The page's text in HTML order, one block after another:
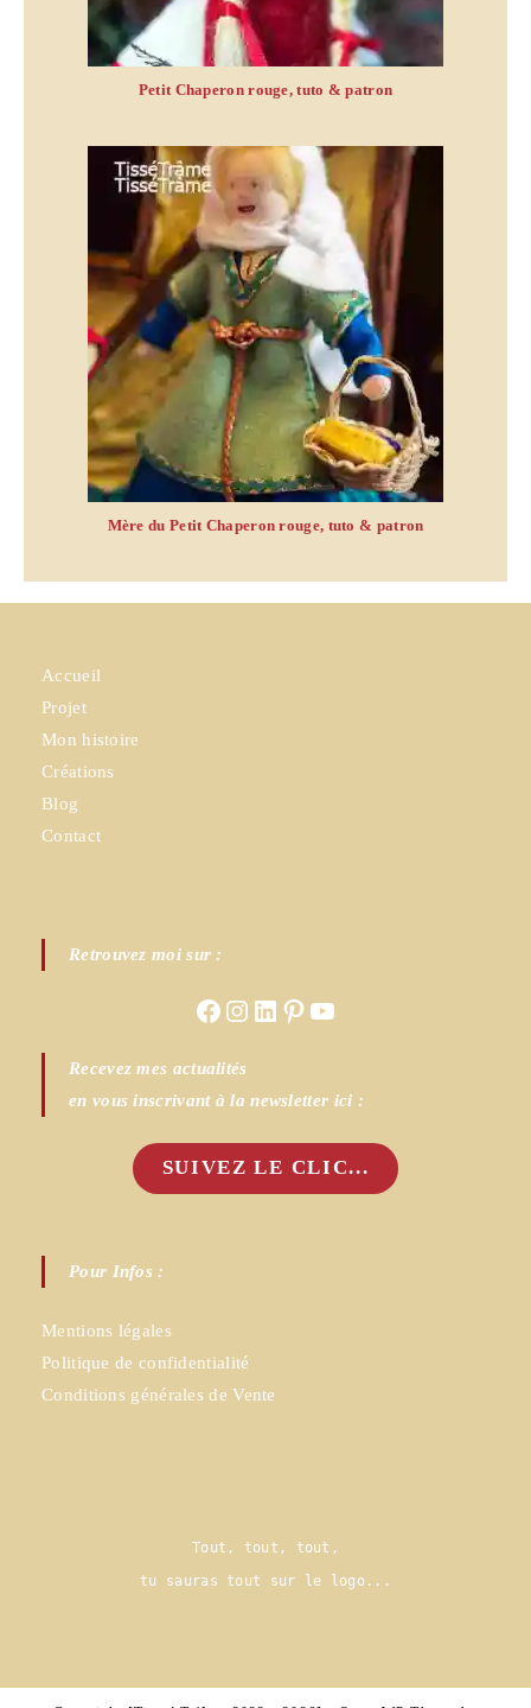
Petit Chaperon rouge, tuto & patron
Mère du Petit Chaperon rouge, tuto & patron
Accueil
Projet
Mon histoire
Créations
Blog
Contact
Retrouvez moi sur :
FacebookInstagram
LinkedIn
PinterestYouTube
Recevez mes actualités
en vous inscrivant à la newsletter ici :
SUIVEZ LE CLIC...
Pour Infos :
Mentions légales
Politique de confidentialité
Conditions générales de Vente
Tout, tout, tout,
tu sauras tout sur le logo.. .